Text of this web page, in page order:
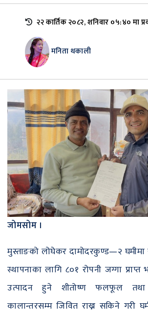
२२ कार्तिक २०८२, शनिवार ०५:४० मा
मनिता थकाली
जोमसोम ।
मुस्ताङको लोघेकर दामोदरकुण्ड—२
स्थापनाका लागि ८०१ रोपनी जग्गा
उत्पादन हुने शीतोष्ण फलफूल तथा
कालान्तरसम्म जिवित राख्न सकिने गरी